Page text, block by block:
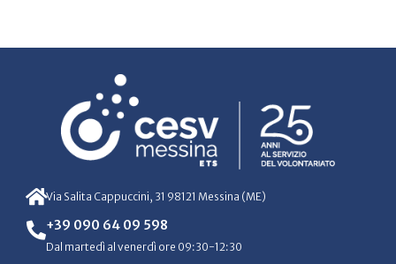
Via Salita Cappuccini, 31 98121 Messina (ME)
+39 090 64 09 598
Dal martedì al venerdì ore 09:30-12:30